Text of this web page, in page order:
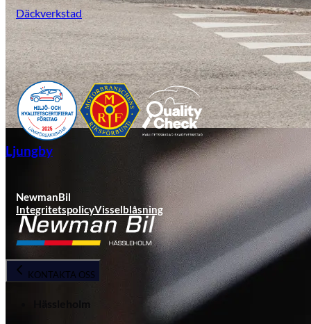
Ljungby
Däckverkstad
NewmanBil
IntegritetspolicyVisselblåsning
KONTAKTA OSS
Hässleholm